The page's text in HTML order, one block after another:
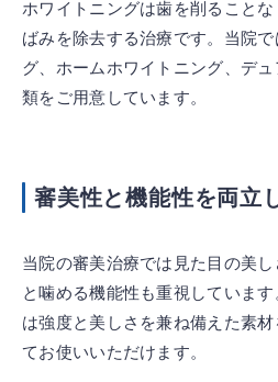
ホワイトニングは歯を削ること
ばみを除去する治療です。当院
グ、ホームホワイトニング、デ
類をご用意しています。
審美性と機能性を両立
当院の審美治療では見た目の美
と噛める機能性も重視していま
は強度と美しさを兼ね備えた素
てお使いいただけます。